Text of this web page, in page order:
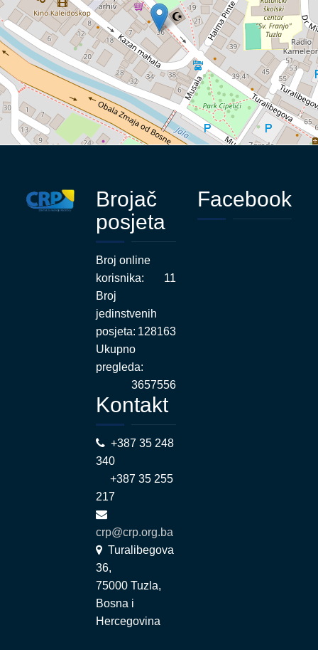
Brojač
posjeta
Broj online
korisnika:
11
Broj
jedinstvenih
posjeta: 128163
Ukupno
pregleda:
3657556
Kontakt
+387 35 248
340
+387 35 255
217
crp@crp.org.ba
Turalibegova
36,
75000 Tuzla,
Bosna i
Hercegovina
Facebook